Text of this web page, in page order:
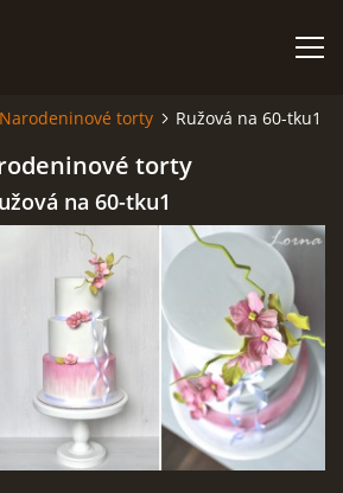
ZÁĽUBE
PRE ZAČIATOČNÍKOV
Narodeninové torty Ružová na 60-tku1
torty
na 60-tku1